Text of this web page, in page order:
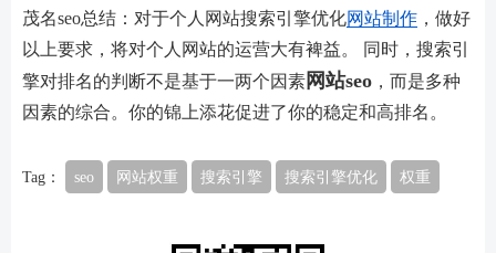
茂名seo总结：对于个人网站搜索引擎优化网站制作 ，做好
以上要求，将对个人网站的运营大有裨益。 同时，搜索引
擎对排名的判断不是基于一两个因素网站seo ，而是多种
因素的综合。你的锦上添花促进了你的稳定和高排名。
Tag： seo 网站权重 搜索引擎 搜索引擎优化 权重